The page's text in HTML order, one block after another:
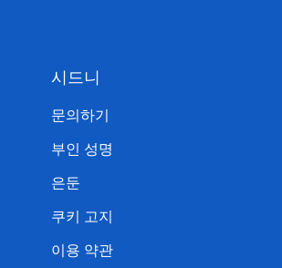
시드니
문의하기
부인 성명
은둔
쿠키 고지
이용 약관